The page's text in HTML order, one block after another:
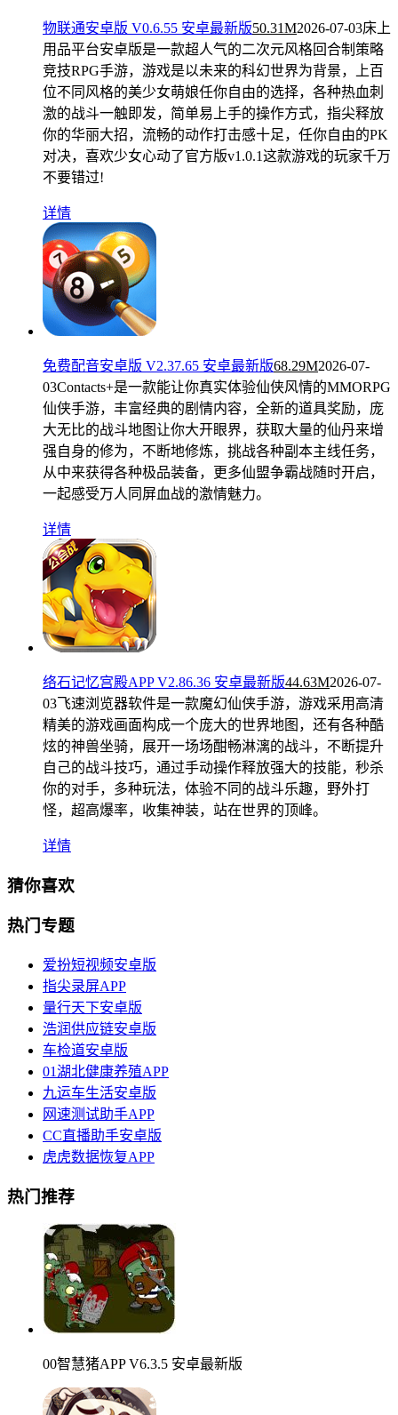
物联通安卓版 V0.6.55 安卓最新版50.31M2026-07-03床上
用品平台安卓版是一款超人气的二次元风格回合制策略
竞技RPG手游，游戏是以未来的科幻世界为背景，上百
位不同风格的美少女萌娘任你自由的选择，各种热血刺
激的战斗一触即发，简单易上手的操作方式，指尖释放
你的华丽大招，流畅的动作打击感十足，任你自由的PK
对决，喜欢少女心动了官方版v1.0.1这款游戏的玩家千万
不要错过!
详情
免费配音安卓版 V2.37.65 安卓最新版68.29M2026-07-
03Contacts+是一款能让你真实体验仙侠风情的MMORPG
仙侠手游，丰富经典的剧情内容，全新的道具奖励，庞
大无比的战斗地图让你大开眼界，获取大量的仙丹来增
强自身的修为，不断地修炼，挑战各种副本主线任务，
从中来获得各种极品装备，更多仙盟争霸战随时开启，
一起感受万人同屏血战的激情魅力。
详情
络石记忆宫殿APP V2.86.36 安卓最新版44.63M2026-07-
03飞速浏览器软件是一款魔幻仙侠手游，游戏采用高清
精美的游戏画面构成一个庞大的世界地图，还有各种酷
炫的神兽坐骑，展开一场场酣畅淋漓的战斗，不断提升
自己的战斗技巧，通过手动操作释放强大的技能，秒杀
你的对手，多种玩法，体验不同的战斗乐趣，野外打
怪，超高爆率，收集神装，站在世界的顶峰。
详情
猜你喜欢
热门专题
爱扮短视频安卓版
指尖录屏APP
量行天下安卓版
浩润供应链安卓版
车检道安卓版
01湖北健康养殖APP
九运车生活安卓版
网速测试助手APP
CC直播助手安卓版
虎虎数据恢复APP
热门推荐
00智慧猪APP V6.3.5 安卓最新版